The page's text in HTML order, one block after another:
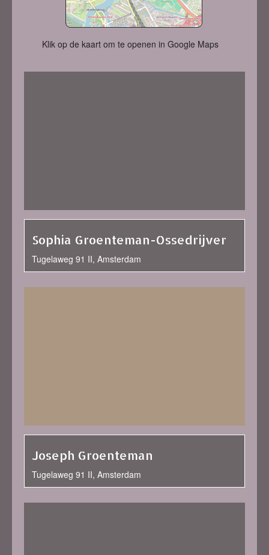
Klik op de kaart om te openen in Google Maps
Sophia Groenteman-Ossedrijver
Tugelaweg 91 II, Amsterdam
Joseph Groenteman
Tugelaweg 91 II, Amsterdam